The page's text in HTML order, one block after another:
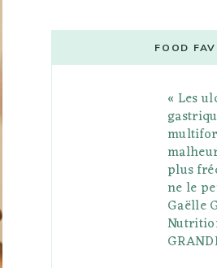
b
t
g
l
e
P
u
s
t
a
g
r
a
FOOD
« Les
plus
ne le
Gaëlle